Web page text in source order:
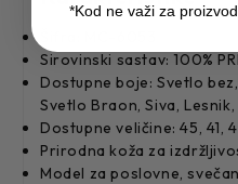
Sirovinski sastav: 100%
Dostupne boje: Svetlo
Svetlo Braon, Siva,
Dostupne veličine: 45, 41,
Prirodna koža za
Model za poslovne,
*Kod ne važi za